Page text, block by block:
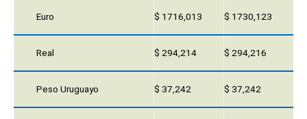
Euro $ 1716,013 $ 1730,123
Real $ 294,214 $ 294,216
Peso Uruguayo $ 37,242 $ 37,242